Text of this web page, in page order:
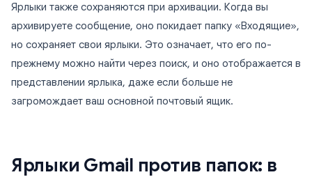
Ярлыки также сохраняются при архивации. Когда вы
архивируете сообщение, оно покидает папку «Входящие»,
но сохраняет свои ярлыки. Это означает, что его по-
прежнему можно найти через поиск, и оно отображается в
представлении ярлыка, даже если больше не
загромождает ваш основной почтовый ящик.
Ярлыки Gmail против папок: в